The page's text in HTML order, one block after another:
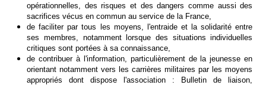
opérationnelles, des risques et des dangers comme aussi des
sacrifices vécus en commun au service de la France,
de faciliter par tous les moyens, l'entraide et la solidarité entre
ses membres, notamment lorsque des situations individuelles
critiques sont portées à sa connaissance,
de contribuer à l'information, particulièrement de la jeunesse en
orientant notamment vers les carrières militaires par les moyens
appropriés dont dispose l'association : Bulletin de liaison,